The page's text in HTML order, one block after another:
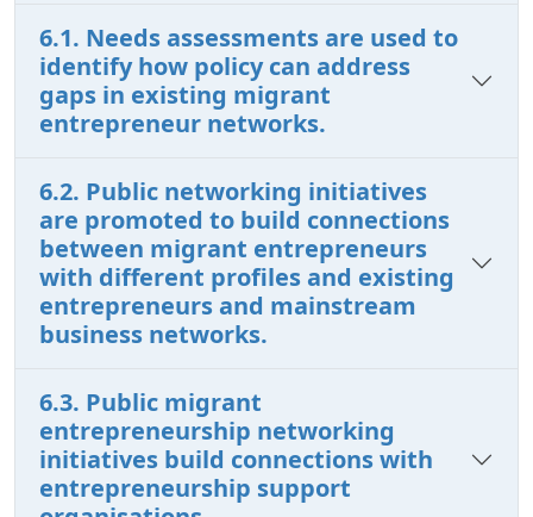
6.1. Needs assessments are used to
identify how policy can address
gaps in existing migrant
entrepreneur networks.
6.2. Public networking initiatives
are promoted to build connections
between migrant entrepreneurs
with different profiles and existing
entrepreneurs and mainstream
business networks.
6.3. Public migrant
entrepreneurship networking
initiatives build connections with
entrepreneurship support